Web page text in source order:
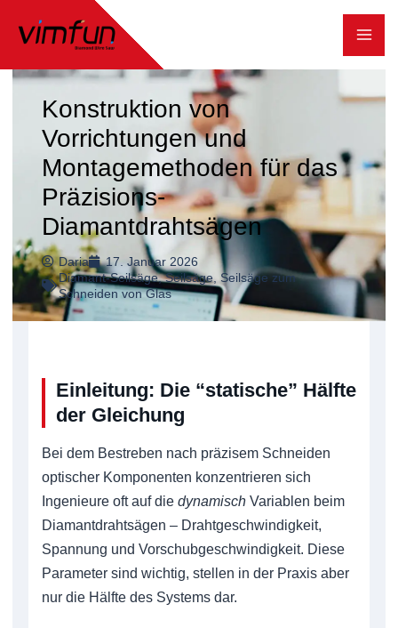
Inhalt
springen
Konstruktion von
Vorrichtungen und
Montagemethoden für das
Präzisions-
Diamantdrahtsägen
Daria
17. Januar 2026
Diamant-Seilsäge,Seilsäge, Seilsäge zum
Schneiden von Glas
Einleitung: Die “statische” Hälfte
der Gleichung
Bei dem Bestreben nach präzisem Schneiden
optischer Komponenten konzentrieren sich
Ingenieure oft auf die dynamisch Variablen beim
Diamantdrahtsägen – Drahtgeschwindigkeit,
Spannung und Vorschubgeschwindigkeit. Diese
Parameter sind wichtig, stellen in der Praxis aber
nur die Hälfte des Systems dar.